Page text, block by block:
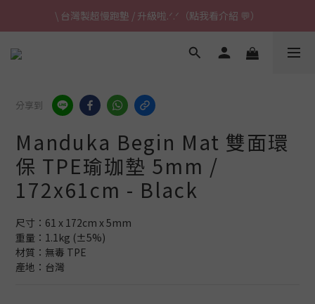
\ 台灣製超慢跑墊 / 升級啦.ᐟ.ᐟ（點我看介紹 💬）
\ 台灣製超慢跑墊 / 升級啦.ᐟ.ᐟ（點我看介紹 💬）
✈ 港澳免運｜滿HK$1,239免運 (指定商品)
分享到
Manduka Begin Mat 雙面環
保 TPE瑜珈墊 5mm /
172x61cm - Black
尺寸：61 x 172cm x 5mm
重量：1.1kg (±5%)
材質：無毒 TPE
產地：台灣